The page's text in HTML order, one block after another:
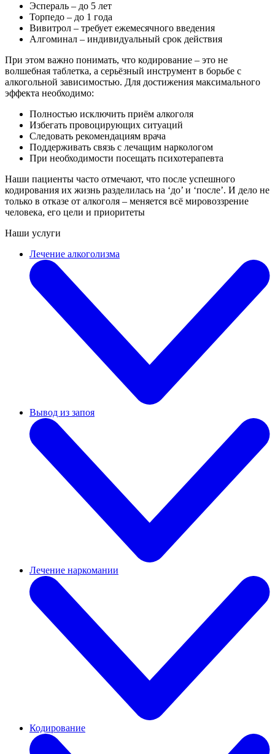
Эспераль – до 5 лет
Торпедо – до 1 года
Вивитрол – требует ежемесячного введения
Алгоминал – индивидуальный срок действия
При этом важно понимать, что кодирование – это не
волшебная таблетка, а серьёзный инструмент в борьбе с
алкогольной зависимостью. Для достижения максимального
эффекта необходимо:
Полностью исключить приём алкоголя
Избегать провоцирующих ситуаций
Следовать рекомендациям врача
Поддерживать связь с лечащим наркологом
При необходимости посещать психотерапевта
Наши пациенты часто отмечают, что после успешного
кодирования их жизнь разделилась на ‘до’ и ‘после’. И дело не
только в отказе от алкоголя – меняется всё мировоззрение
человека, его цели и приоритеты
Наши услуги
Лечение алкоголизма
Вывод из запоя
Лечение наркомании
Кодирование